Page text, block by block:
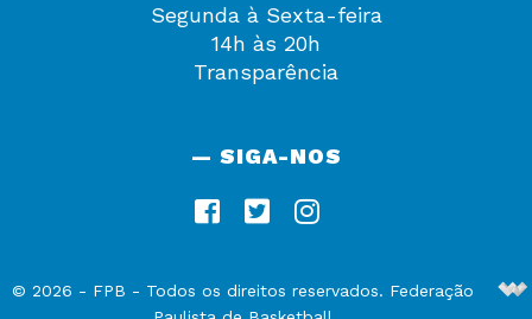
Segunda à Sexta-feira
14h às 20h
Transparência
— SIGA-NOS
© 2026 - FPB - Todos os direitos reservados. Federação